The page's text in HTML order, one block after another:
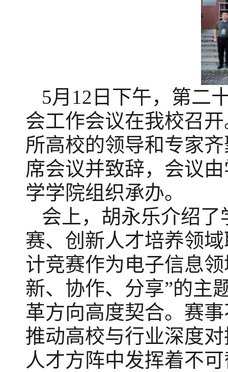
5月12日下午，第二
会工作会议在我校召
所高校的领导和专家
席会议并致辞，会议
学学院组织承办。
会上，胡永乐介绍了
赛、创新人才培养领
计竞赛作为电子信息
新、协作、分享”的主
革方向高度契合。赛
推动高校与行业深度
人才方阵中发挥着不